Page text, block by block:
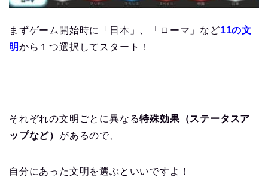
まずゲーム開始時に「日本」、「ローマ」など11の文
明から１つ選択してスタート！
それぞれの文明ごとに異なる特殊効果（ステータスア
ップなど） があるので、
自分にあった文明を選ぶといいですよ！